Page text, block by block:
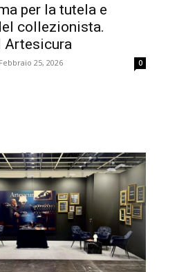
per la tutela e
collezionista.
Artesicura
Febbraio 25, 2026 0